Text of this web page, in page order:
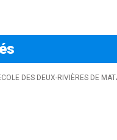
DES DEUX-RIVIÈRES DE